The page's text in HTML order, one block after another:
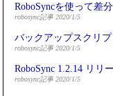
RoboSyncを使って差
robosync記事 2020/1/5
バックアップスクリ
robosync記事 2020/1/5
RoboSync 1.2.14 リリ
robosync記事 2020/1/5